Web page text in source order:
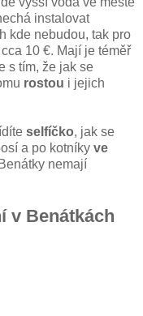
instalovat
kde nebudou, tak pro
10 €. Mají je téměř
s tím, že jak se
rostou i jejich
selfíčko, jak se
a po kotníky ve
nemají
v Benátkách